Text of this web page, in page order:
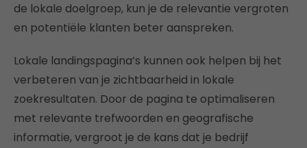
de lokale doelgroep, kun je de relevantie vergroten
en potentiële klanten beter aanspreken.
Lokale landingspagina’s kunnen ook helpen bij het
verbeteren van je zichtbaarheid in lokale
zoekresultaten. Door de pagina te optimaliseren
met relevante trefwoorden en geografische
informatie, vergroot je de kans dat je bedrijf